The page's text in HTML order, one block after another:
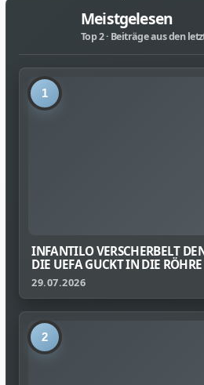
Meistgelesen
Top 2 · Beiträge aus den
1
INFANTILO VERSCHERBELT
IE UEFA GUCKT IN DIE RÖHRE
29.07.2026
2